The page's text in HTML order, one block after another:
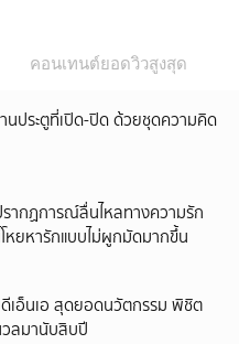
คอนเทนต์ยอดวิวสูงสุด
านประตูที่เปิด-ปิด ด้วยชุดความคิด
รากฏการณ์ลื่นไหลทางความรัก
หยหารักแบบไม่ผูกมัดมากขึ้น
เอ็นเอ สุดยอดนวัตกรรม พิชิต
ลมานับสิบปี